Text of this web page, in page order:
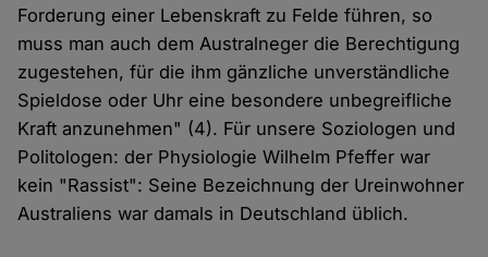
Forderung einer Lebenskraft zu Felde führen, so
muss man auch dem Australneger die Berechtigung
zugestehen, für die ihm gänzliche unverständliche
Spieldose oder Uhr eine besondere unbegreifliche
Kraft anzunehmen" (4). Für unsere Soziologen und
Politologen: der Physiologie Wilhelm Pfeffer war
kein "Rassist": Seine Bezeichnung der Ureinwohner
Australiens war damals in Deutschland üblich.